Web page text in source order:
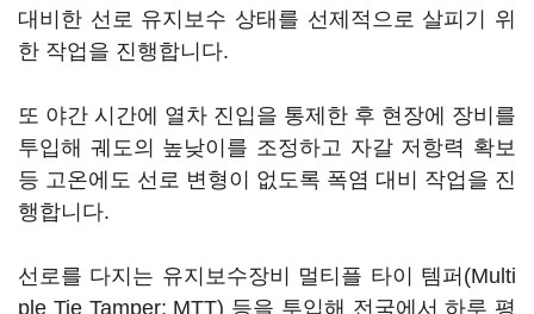
대비한 선로 유지보수 상태를 선제적으로 살피기 위
한 작업을 진행합니다.
또 야간 시간에 열차 진입을 통제한 후 현장에 장비를
투입해 궤도의 높낮이를 조정하고 자갈 저항력 확보
등 고온에도 선로 변형이 없도록 폭염 대비 작업을 진
행합니다.
선로를 다지는 유지보수장비 멀티플 타이 템퍼(Multi
ple Tie Tamper: MTT) 등을 투입해 전국에서 하루 평